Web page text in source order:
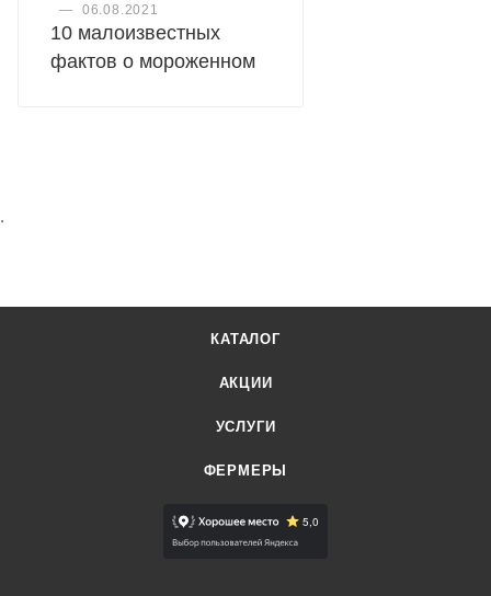
—
06.08.2021
10 малоизвестных
фактов о мороженном
.
КАТАЛОГ
АКЦИИ
УСЛУГИ
ФЕРМЕРЫ